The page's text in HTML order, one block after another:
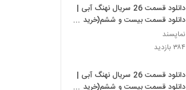
دانلود قسمت 26 سریال نهنگ آبی |
دانلود قسمت بیست و ششم(خرید
قانونی)...
نماپسند
۳۸۴ بازدید
دانلود قسمت 26 سریال نهنگ آبی |
دانلود قسمت بیست و ششم(خرید